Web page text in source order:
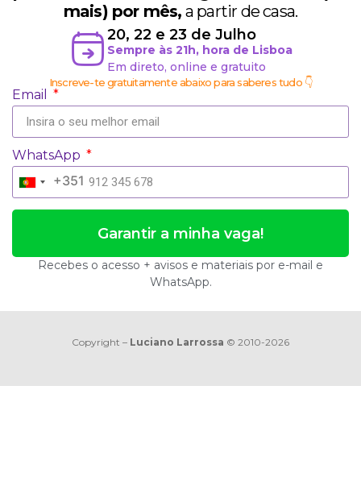
mais) por mês, a partir de casa.
20, 22 e 23 de Julho
Sempre às 21h, hora de Lisboa
Em direto, online e gratuito
Inscreve-te gratuitamente abaixo para saberes tudo 👇
Email
WhatsApp
Portugal
+351
+351
Garantir a minha vaga!
Recebes o acesso + avisos e materiais por e-mail e
WhatsApp.
Copyright – Luciano Larrossa © 2010-2026